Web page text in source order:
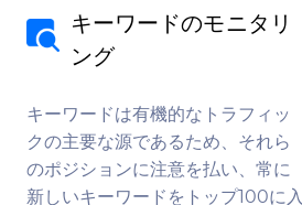
キーワードのモニタリ
ング
キーワードは有機的なトラフィッ
クの主要な源であるため、それら
のポジションに注意を払い、常に
新しいキーワードをトップ100に入